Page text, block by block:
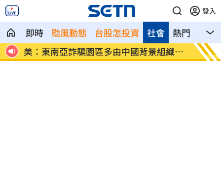
登入
即時 颱風動態 台股怎投資 熱門 影音
社會
」 美：東南亞詐騙園區多由中國背景組織主
導
拆監